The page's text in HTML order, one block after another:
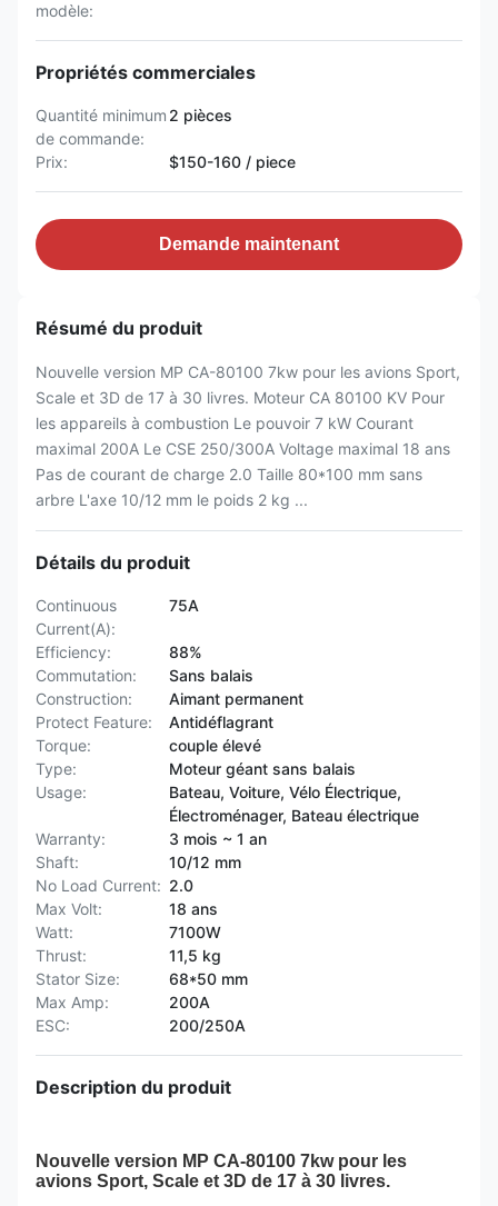
modèle:
Propriétés commerciales
Quantité minimum
de commande:
2 pièces
Prix: $150-160 / piece
Demande maintenant
Résumé du produit
Nouvelle version MP CA-80100 7kw pour les avions Sport,
Scale et 3D de 17 à 30 livres. Moteur CA 80100 KV Pour
les appareils à combustion Le pouvoir 7 kW Courant
maximal 200A Le CSE 250/300A Voltage maximal 18 ans
Pas de courant de charge 2.0 Taille 80*100 mm sans
arbre L'axe 10/12 mm le poids 2 kg ...
Détails du produit
Continuous
Current(A):
75A
Efficiency:
88%
Commutation:
Sans balais
Construction:
Aimant permanent
Protect Feature:
Antidéflagrant
Torque:
couple élevé
Type:
Moteur géant sans balais
Usage:
Bateau, Voiture, Vélo Électrique,
Électroménager, Bateau électrique
Warranty:
3 mois ~ 1 an
Shaft:
10/12 mm
No Load Current: 2.0
Max Volt:
18 ans
Watt:
7100W
Thrust:
11,5 kg
Stator Size:
68*50 mm
Max Amp:
200A
ESC:
200/250A
Description du produit
Nouvelle version MP CA-80100 7kw pour les
avions Sport, Scale et 3D de 17 à 30 livres.